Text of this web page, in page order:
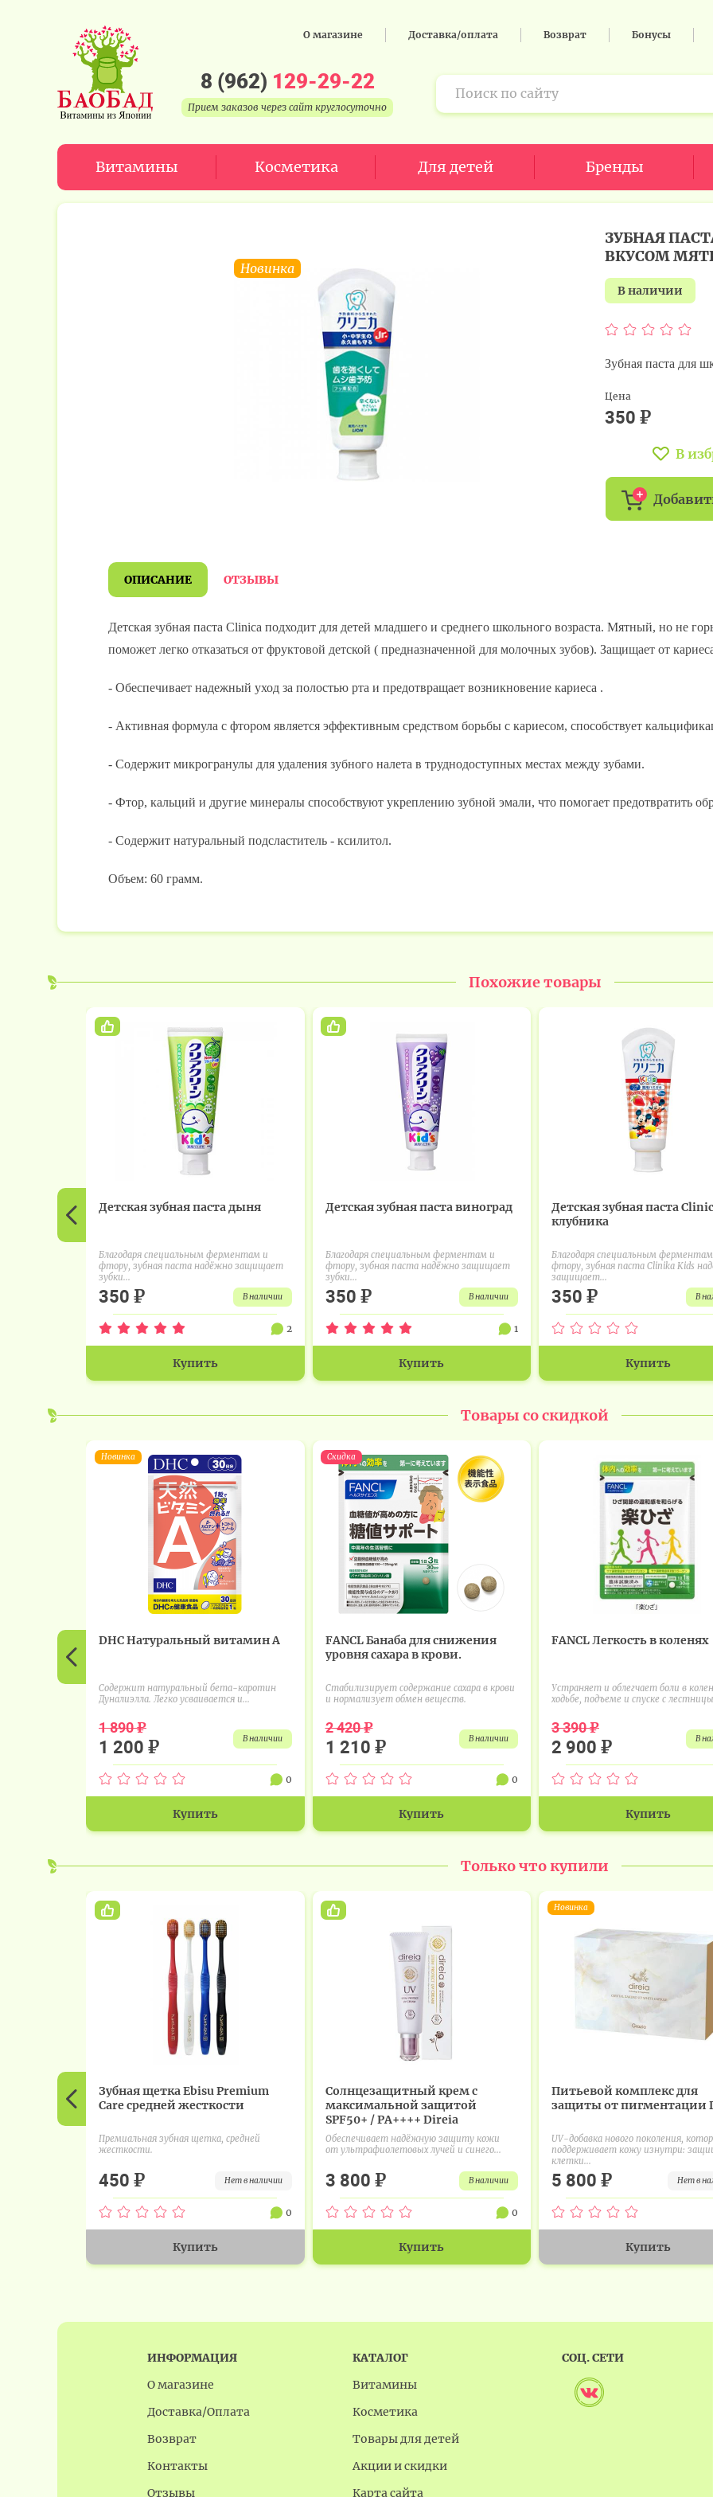
О магазине Доставка/оплата Возврат Бонусы
8 (962) 129-29-22
Прием заказов через сайт круглосуточно
Витамины Косметика Для детей Бренды
Новинка
ЗУБНАЯ
ВКУСОМ
в наличии
Зубная паста для
Цена
350 ₽
В
ОПИСАНИЕ ОТЗЫВЫ
Детская зубная паста Clinica подходит для детей младшего и среднего школьного возраста. Мятный, но не
поможет легко отказаться от фруктовой детской ( предназначенной для молочных зубов). Защищает от
- Обеспечивает надежный уход за полостью рта и предотвращает возникновение кариеса .
- Активная формула с фтором является эффективным средством борьбы с кариесом, способствует
- Содержит микрогранулы для удаления зубного налета в труднодоступных местах между зубами.
- Фтор, кальций и другие минералы способствуют укреплению зубной эмали, что помогает предотвратить
- Содержит натуральный подсластитель - ксилитол.
Объем: 60 грамм.
Похожие товары
Детская зубная паста дыня
Благодаря специальным ферментам и
фтору, зубная паста надёжно защищает
зубки...
350 ₽ в наличии
2
Купить
Детская зубная паста виноград
Благодаря специальным ферментам и
фтору, зубная паста надёжно защищает
зубки...
350 ₽ в наличии
1
Купить
Детская зубная паста
клубника
Благодаря специальным
фтору, зубная паста Clinika Kids
защищает...
350 ₽ в
Купить
Товары со скидкой
Новинка
DHC Натуральный витамин А
Содержит натуральный бета-каротин
Дуналиэлла. Легко усваивается и...
1 890₽
1 200 ₽ в наличии
0
Купить
Скидка
FANCL Банаба для снижения
уровня сахара в крови.
Стабилизирует содержание сахара в крови
и нормализует обмен веществ.
2 420₽
1 210 ₽ в наличии
0
Купить
FANCL Легкость в коленях
Устраняет и облегчает боли в
ходьбе, подъеме и спуске с
3 390₽
2 900 ₽ в
Купить
Только что купили
Зубная щетка Ebisu Premium
Care средней жесткости
Премиальная зубная щетка, средней
жесткости.
450 ₽ нет в наличии
0
Купить
Солнцезащитный крем с
максимальной защитой
SPF50+ / PA++++ Direia
Обеспечивает надёжную защиту кожи
от ультрафиолетовых лучей и синего...
3 800 ₽ в наличии
0
Купить
Новинка
Питьевой комплекс для
защиты от пигментации
UV-добавка нового поколения,
поддерживает кожу изнутри:
клетки...
5 800 ₽ нет в
Купить
ИНФОРМАЦИЯ
О магазине
Доставка/Оплата
Возврат
Контакты
Отзывы
КАТАЛОГ
Витамины
Косметика
Товары для детей
Акции и скидки
Карта сайта
СОЦ. СЕТИ